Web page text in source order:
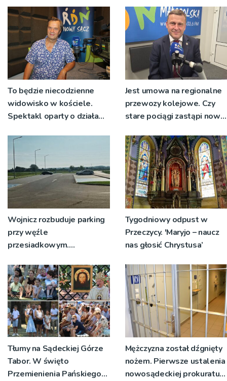
nie zostanie podpisana
To będzie niecodzienne
widowisko w kościele.
Spektakl oparty o działa
Jest umowa na regionalne
przewozy kolejowe. Czy
stare pociągi zastąpi nowy
Wojnicz rozbuduje parking
przy węźle
przesiadkowym.
miejsc
Tygodniowy odpust w
Przeczycy. 'Maryjo – naucz
nas głosić Chrystusa’
Tłumy na Sądeckiej Górze
Tabor. W święto
Przemienienia Pańskiego
Mężczyzna został dźgnięty
nożem. Pierwsze ustalenia
nowosądeckiej prokuratury